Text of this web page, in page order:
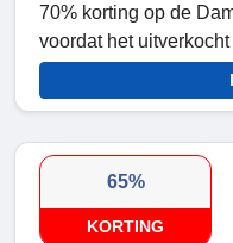
70% korting op de
voordat het uitverkocht
65%
KORTING